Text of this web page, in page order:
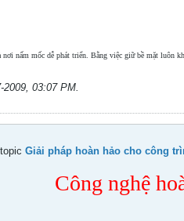
nấm mốc dễ phát triển. Bằng việc giữ bề mặt
2009, 03:07 PM.
Giải pháp hoàn hảo cho công
Công nghệ